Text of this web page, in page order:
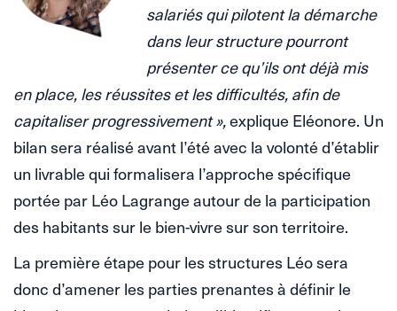
salariés qui pilotent la démarche
dans leur structure pourront
présenter ce qu’ils ont déjà mis
en place, les réussites et les difficultés, afin de
capitaliser progressivement »,explique Eléonore. Un
bilan sera réalisé avant l’été avec la volonté d’établir
un livrable qui formalisera l’approche spécifique
portée par Léo Lagrange autour de la participation
des habitants sur le bien-vivre sur son territoire.
La première étape pour les structures Léo sera
donc d’amener les parties prenantes à définir le